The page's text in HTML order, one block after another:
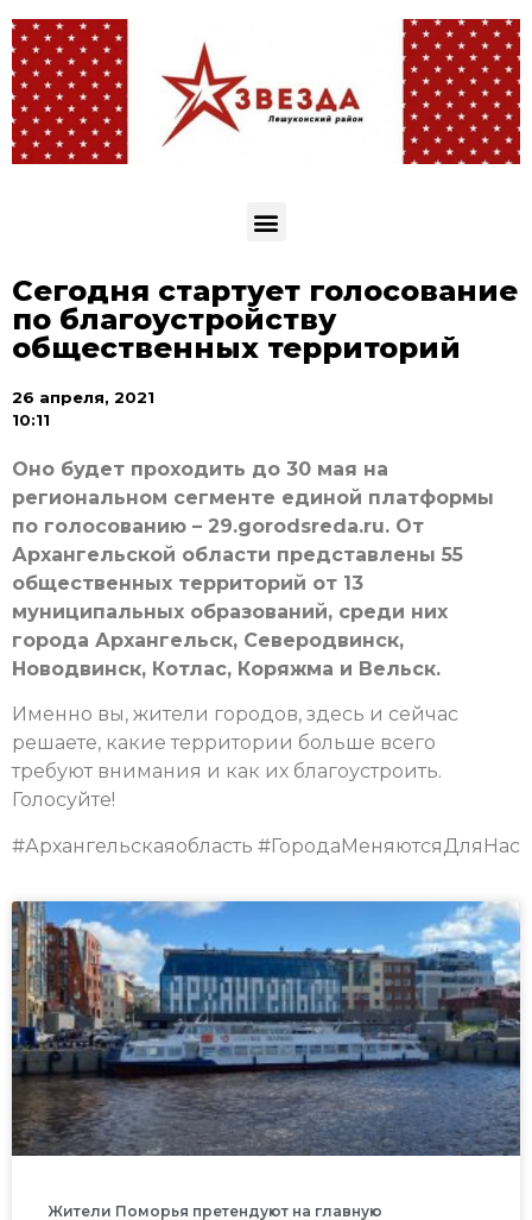
Сегодня стартует голосование
по благоустройству
общественных территорий
26 апреля, 2021
10:11
Оно будет проходить до 30 мая на
региональном сегменте единой платформы
по голосованию – 29.gorodsreda.ru. От
Архангельской области представлены 55
общественных территорий от 13
муниципальных образований, среди них
города Архангельск, Северодвинск,
Новодвинск, Котлас, Коряжма и Вельск.
Именно вы, жители городов, здесь и сейчас
решаете, какие территории больше всего
требуют внимания и как их благоустроить.
Голосуйте!
#Архангельскаяобласть #ГородаМеняютсяДляНас
Жители Поморья претендуют на главную